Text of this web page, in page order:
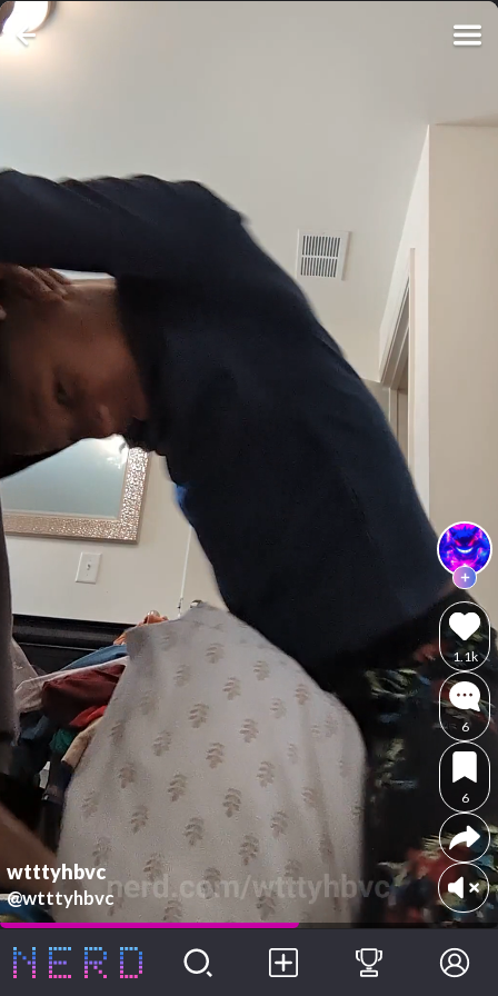
wtttyhbvc
@wtttyhbvc
1.1k
6
6